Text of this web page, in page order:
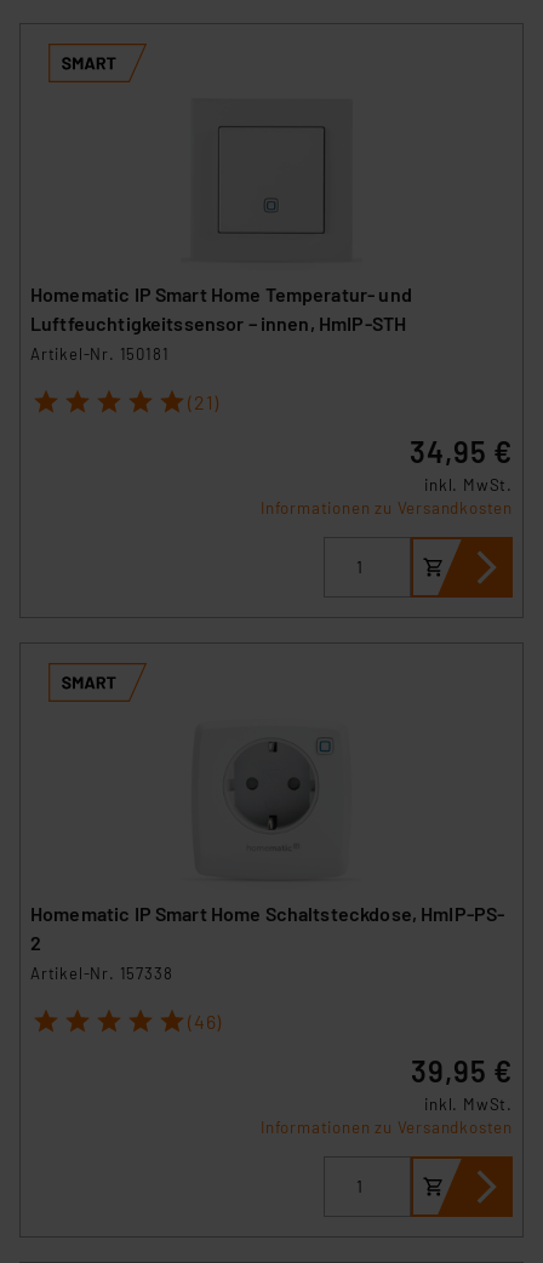
Homematic IP Smart Home Temperatur- und
Luftfeuchtigkeitssensor – innen, HmIP-STH
Artikel-Nr. 150181
1 2 3 4 5 (21)
34,95 €
inkl. MwSt.
Informationen zu Versandkosten
Homematic IP Smart Home Schaltsteckdose, HmIP-PS-
2
Artikel-Nr. 157338
1 2 3 4 5 (46)
39,95 €
inkl. MwSt.
Informationen zu Versandkosten